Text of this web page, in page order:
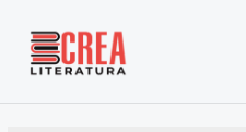
contenido